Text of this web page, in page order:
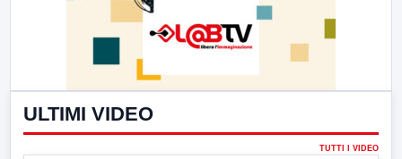
ULTIMI VIDEO
TUTTI I VIDEO